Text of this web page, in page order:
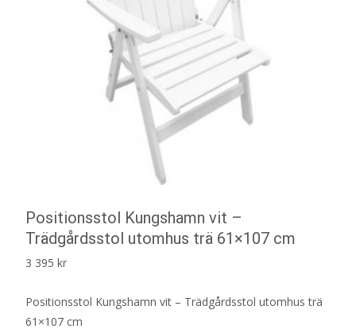
Positionsstol Kungshamn vit –
Trädgårdsstol utomhus trä 61×107 cm
3 395 kr
Positionsstol Kungshamn vit – Trädgårdsstol utomhus trä
61×107 cm